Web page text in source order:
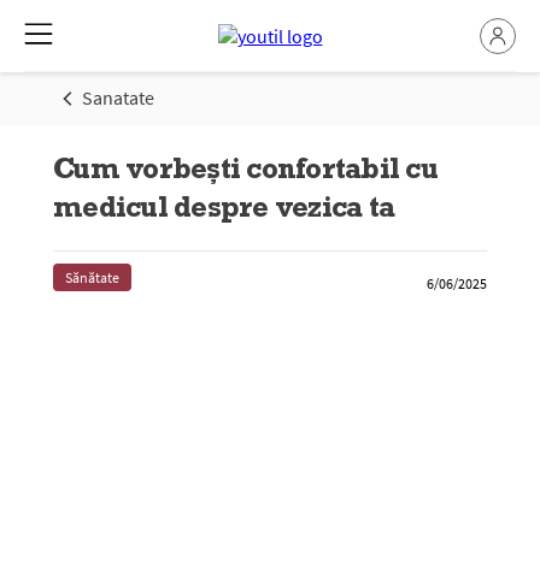
Sanatate
Cum vorbești confortabil cu
medicul despre vezica ta
Sănătate 6/06/2025